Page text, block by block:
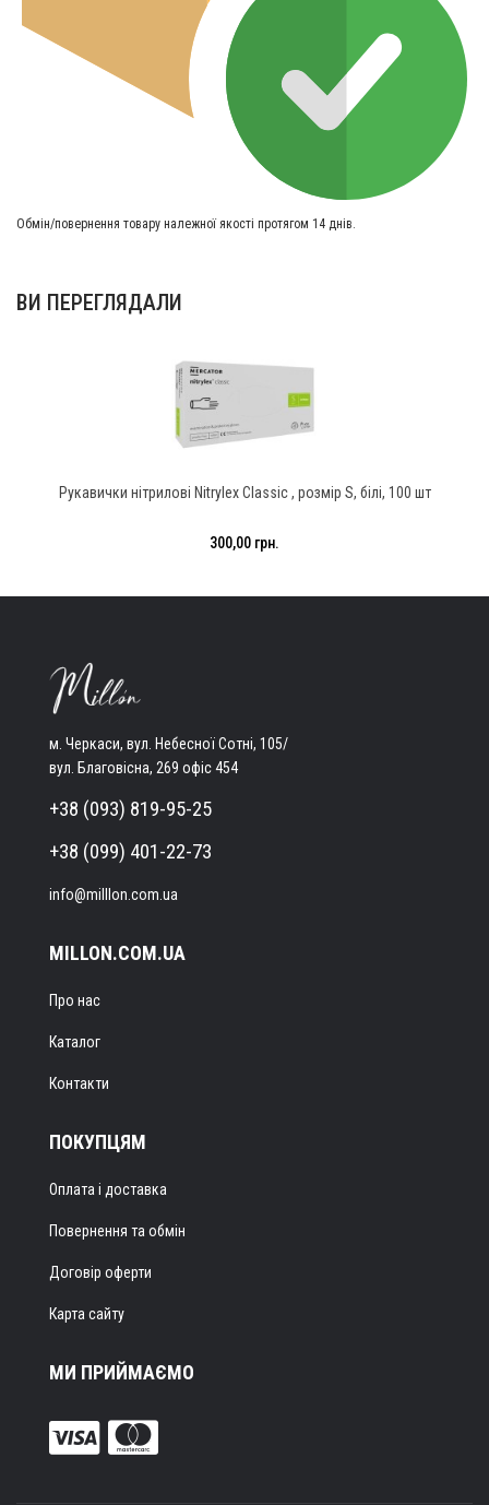
Обмін/повернення товару належної якості протягом 14 днів.
ВИ ПЕРЕГЛЯДАЛИ
Рукавички нітрилові Nitrylex Classic , розмір S, білі, 100 шт
300,00 грн.
м. Черкаси, вул. Небесної Сотні, 105/
вул. Благовісна, 269 офіс 454
+38 (093) 819-95-25
+38 (099) 401-22-73
info@milllon.com.ua
MILLON.COM.UA
Про нас
Каталог
Контакти
ПОКУПЦЯМ
Оплата і доставка
Повернення та обмін
Договір оферти
Карта сайту
МИ ПРИЙМАЄМО